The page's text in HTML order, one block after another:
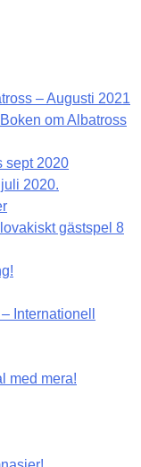
– Augusti 2021
om Albatross
sept 2020
2020.
gästspel 8
Internationell
med mera!